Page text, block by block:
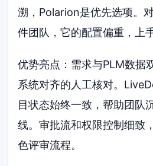
溯，Polarion是优先选项。
件团队，它的配置偏重，上
优势亮点：需求与PLM数据
系统对齐的人工核对。
目状态始终一致，帮助团队
线。审批流和权限控制细致
色评审流程。